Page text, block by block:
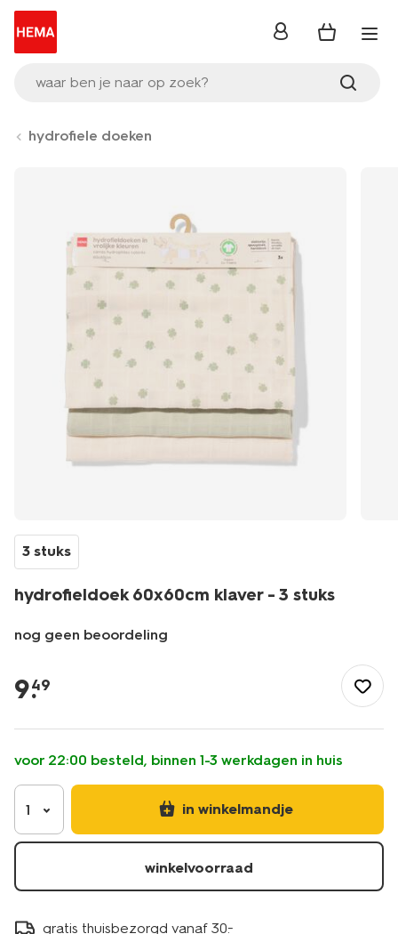
waar ben je naar op zoek?
inloggen
hydrofiele doeken
3 stuks
hydrofieldoek 60x60cm klaver - 3 stuks
nog geen beoordeling
doeken/hydrofieldoek-
60x60cm-
-
stuks-
33305760.html
9.
49
voor 22:00 besteld, binnen 1-3 werkdagen in huis
1 in winkelmandje
winkelvoorraad
gratis thuisbezorgd vanaf 30.-